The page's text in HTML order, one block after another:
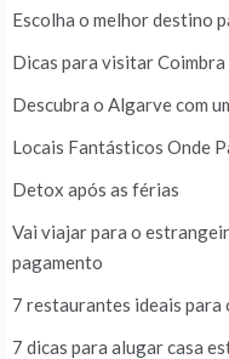
Escolha o melhor destino
Dicas para visitar Coimbra
Descubra o Algarve com
Locais Fantásticos Onde
Detox após as férias
Vai viajar para o
pagamento
7 restaurantes ideais para
7 dicas para alugar casa